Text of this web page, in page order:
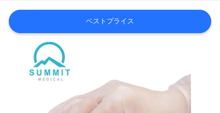
い
て
ベストプライス